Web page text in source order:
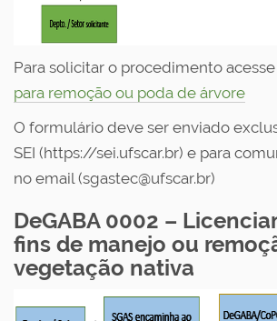
Para solicitar o procedimento
para remoção ou poda de árvore
O formulário deve ser enviado
SEI (https://sei.ufscar.br) e para
no email (sgastec@ufscar.br)
DeGABA 0002 –
fins de manejo ou
vegetação nativa